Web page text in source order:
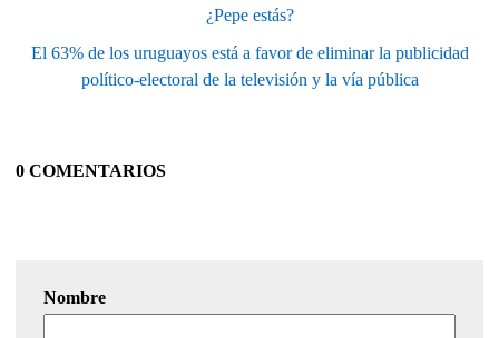
¿Pepe estás?
El 63% de los uruguayos está a favor de eliminar la publicidad
político-electoral de la televisión y la vía pública
0 COMENTARIOS
Nombre